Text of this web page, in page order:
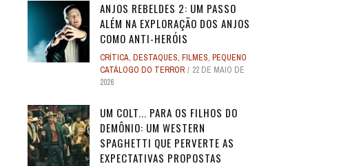
ANJOS REBELDES 2: UM PASSO
ALÉM NA EXPLORAÇÃO DOS ANJOS
COMO ANTI-HERÓIS
CRÍTICA, DESTAQUES, FILMES, PEQUENO
CATÁLOGO DO TERROR
22 DE MAIO DE
2026
UM COLT... PARA OS FILHOS DO
DEMÔNIO: UM WESTERN
SPAGHETTI QUE PERVERTE AS
EXPECTATIVAS PROPOSTAS